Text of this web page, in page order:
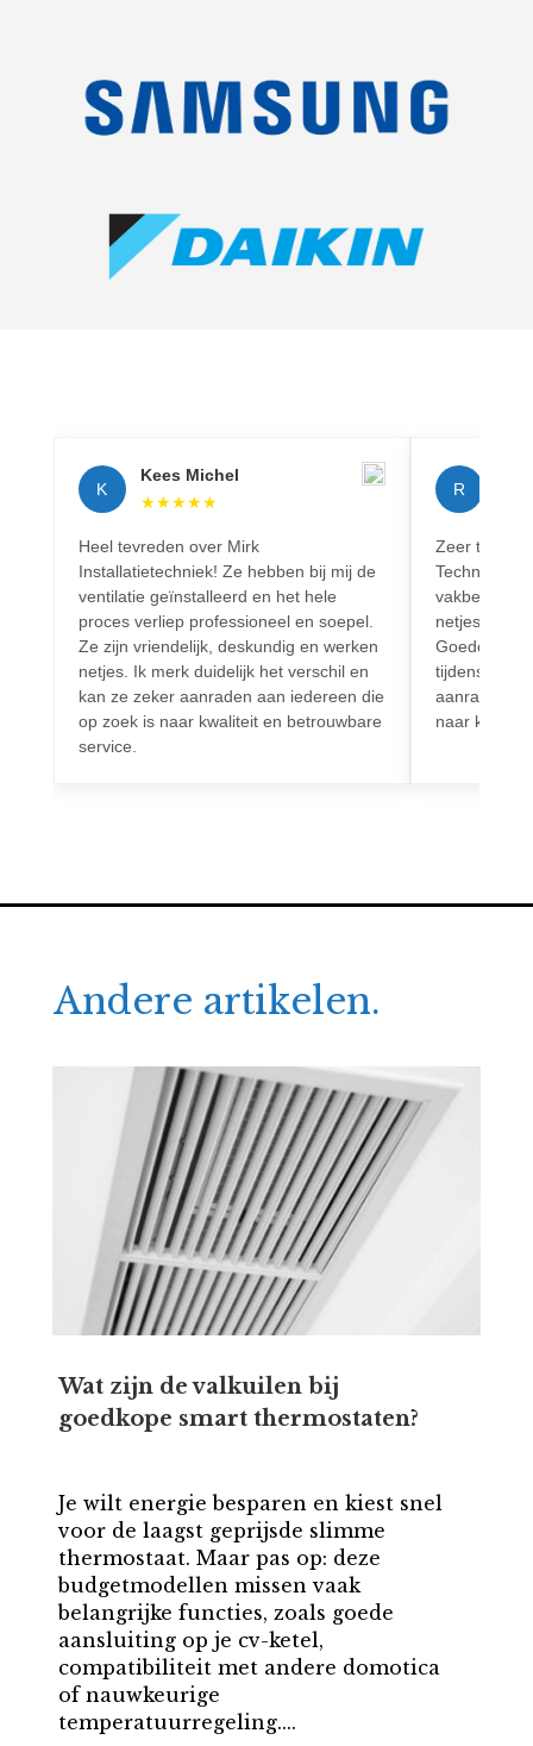
K
Kees Michel
★★★★★
Heel tevreden over Mirk
Installatietechniek! Ze hebben bij mij de
ventilatie geïnstalleerd en het hele
proces verliep professioneel en soepel.
Ze zijn vriendelijk, deskundig en werken
netjes. Ik merk duidelijk het verschil en
kan ze zeker aanraden aan iedereen die
op zoek is naar kwaliteit en betrouwbare
service.
R
Zeer
Techniek!
netjes en
Goede
tijdens het
aanrader
naar
Andere artikelen.
Wat zijn de valkuilen bij
goedkope smart thermostaten?
Je wilt energie besparen en kiest snel
voor de laagst geprijsde slimme
thermostaat. Maar pas op: deze
budgetmodellen missen vaak
belangrijke functies, zoals goede
aansluiting op je cv-ketel,
compatibiliteit met andere domotica
of nauwkeurige
temperatuurregeling....